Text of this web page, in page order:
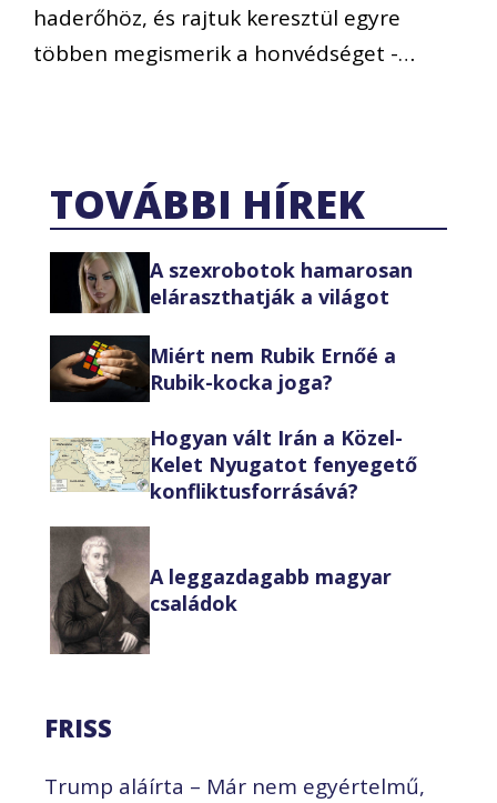
haderőhöz, és rajtuk keresztül egyre
többen megismerik a honvédséget -…
TOVÁBBI HÍREK
A szexrobotok hamarosan
eláraszthatják a világot
Miért nem Rubik Ernőé a
Rubik-kocka joga?
Hogyan vált Irán a Közel-
Kelet Nyugatot fenyegető
konfliktusforrásává?
A leggazdagabb magyar
családok
FRISS
Trump aláírta – Már nem egyértelmű,